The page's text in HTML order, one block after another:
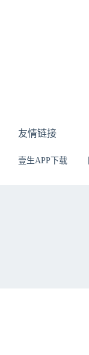
友情链接
壹生APP下载